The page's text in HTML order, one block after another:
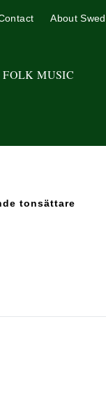
MUSIC
About
tonsättare